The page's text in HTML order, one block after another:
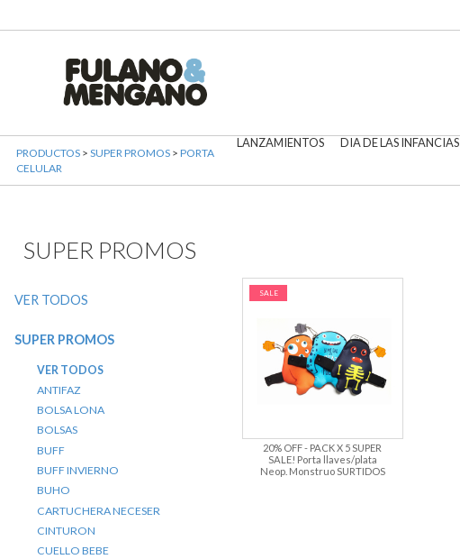
LANZAMIENTOS DIA DE LAS INFANCIAS
PRODUCTOS > SUPER PROMOS > PORTA
CELULAR
SUPER PROMOS
VER TODOS
SUPER PROMOS
VER TODOS
ANTIFAZ
BOLSA LONA
BOLSAS
BUFF
BUFF INVIERNO
BUHO
CARTUCHERA NECESER
CINTURON
CUELLO BEBE
SALE
20% OFF - PACK X 5 SUPER
SALE! Porta llaves/plata
Neop. Monstruo SURTIDOS